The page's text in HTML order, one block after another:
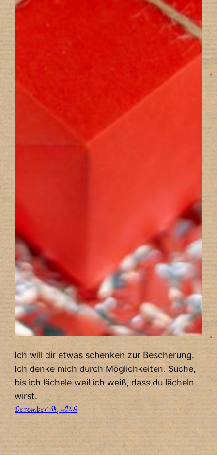
Ich will dir etwas schenken zur Bescherung.
Ich denke mich durch Möglichkeiten. Suche,
bis ich lächele weil ich weiß, dass du lächeln
wirst.
Dezember 14, 2025